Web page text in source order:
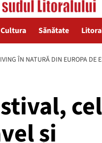
Cultura Sănătate
ÎN NATURĂ DIN EUROPA
cel
și